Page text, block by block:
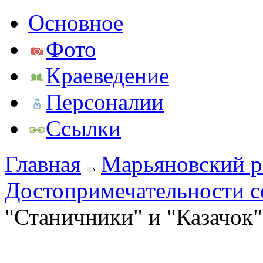
Основное
Фото
Краеведение
Персоналии
Ссылки
Главная
Марьяновский
Достопримечательности
"Станичники" и "Казачок"